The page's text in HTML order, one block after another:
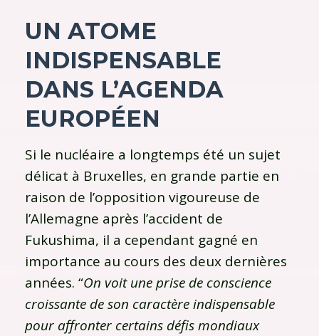
UN ATOME
INDISPENSABLE
DANS L’AGENDA
EUROPÉEN
Si le nucléaire a longtemps été un sujet
délicat à Bruxelles, en grande partie en
raison de l’opposition vigoureuse de
l’Allemagne après l’accident de
Fukushima, il a cependant gagné en
importance au cours des deux dernières
années. “On voit une prise de conscience
croissante de son caractère indispensable
pour affronter certains défis mondiaux